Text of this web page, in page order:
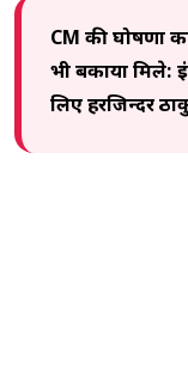
CM की घोषणा
भी बकाया मिले:
लिए हरजिन्दर